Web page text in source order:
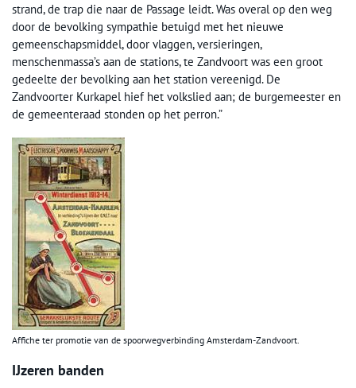
strand, de trap die naar de Passage leidt. Was overal op den weg
door de bevolking sympathie betuigd met het nieuwe
gemeenschapsmiddel, door vlaggen, versieringen,
menschenmassa’s aan de stations, te Zandvoort was een groot
gedeelte der bevolking aan het station vereenigd. De
Zandvoorter Kurkapel hief het volkslied aan; de burgemeester en
de gemeenteraad stonden op het perron.”
Affiche ter promotie van de spoorwegverbinding Amsterdam-Zandvoort.
IJzeren banden